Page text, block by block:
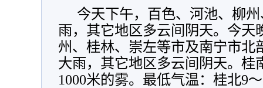
今天下午，百色、河池、柳
雨，其它地区多云间阴天。今天
州、桂林、崇左等市及南宁市北
大雨，其它地区多云间阴天。桂
1000米的雾。最低气温：桂北9